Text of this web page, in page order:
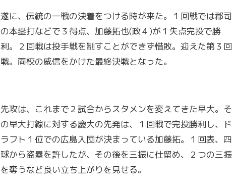
遂に、伝統の一戦の決着をつける時が来た。１回戦では郡司
の本塁打などで３得点、加藤拓也(政４)が１失点完投で勝
利。２回戦は投手戦を制すことができず惜敗。迎えた第３回
戦。両校の威信をかけた最終決戦となった。
先攻は、これまで２試合からスタメンを変えてきた早大。そ
の早大打線に対する慶大の先発は、１回戦で完投勝利し、ド
ラフト１位での広島入団が決まっている加藤拓。１回表、四
球から盗塁を許したが、その後を三振に仕留め、２つの三振
を奪うなど良い立ち上がりを見せる。